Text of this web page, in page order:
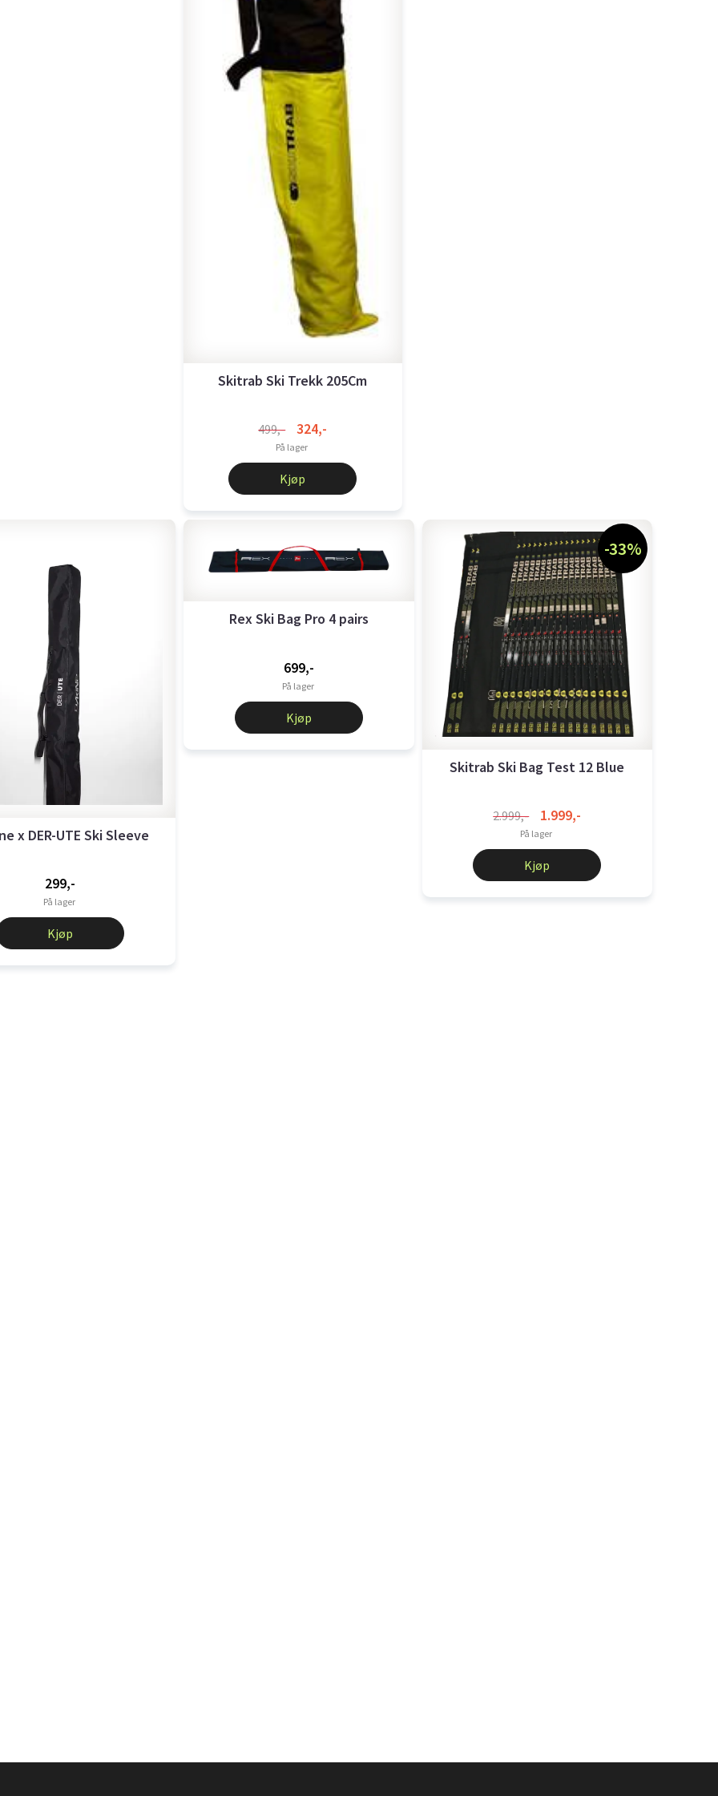
Skitrab Ski Trekk 205Cm
499,- 324,-
På lager
Kjøp
x DER-UTE Ski Sleeve
299,-
På lager
Kjøp
Rex Ski Bag Pro 4 pairs
699,-
På lager
Kjøp
-33%
Skitrab Ski Bag Test 12 Blue
2.999,- 1.999,-
På lager
Kjøp